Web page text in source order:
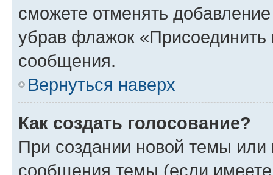
сможете отменять
убрав флажок
сообщения.
Вернуться наверх
Как создать голосование?
При создании новой темы или
сообщения темы (если